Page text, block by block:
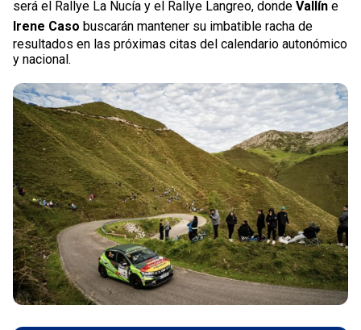
será el Rallye La Nucía y el Rallye Langreo, donde Vallín e
Irene Caso buscarán mantener su imbatible racha de
resultados en las próximas citas del calendario autonómico
y nacional.